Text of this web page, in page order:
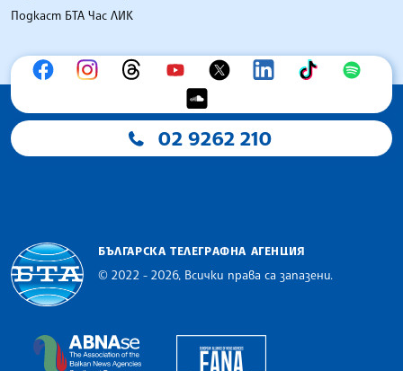
Подкаст БТА Час ЛИК
02 9262 210
БЪЛГАРСКА ТЕЛЕГРАФНА АГЕНЦИЯ
© 2022 - 2026, Всички права са запазени.
The Assocoation of the Balkan News Agencies